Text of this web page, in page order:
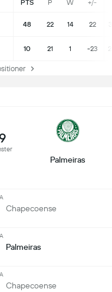
PTS P W +/-
48 22 14 22
10 21 1 -23
Palmeiras
Chapecoense
Palmeiras
Chapecoense